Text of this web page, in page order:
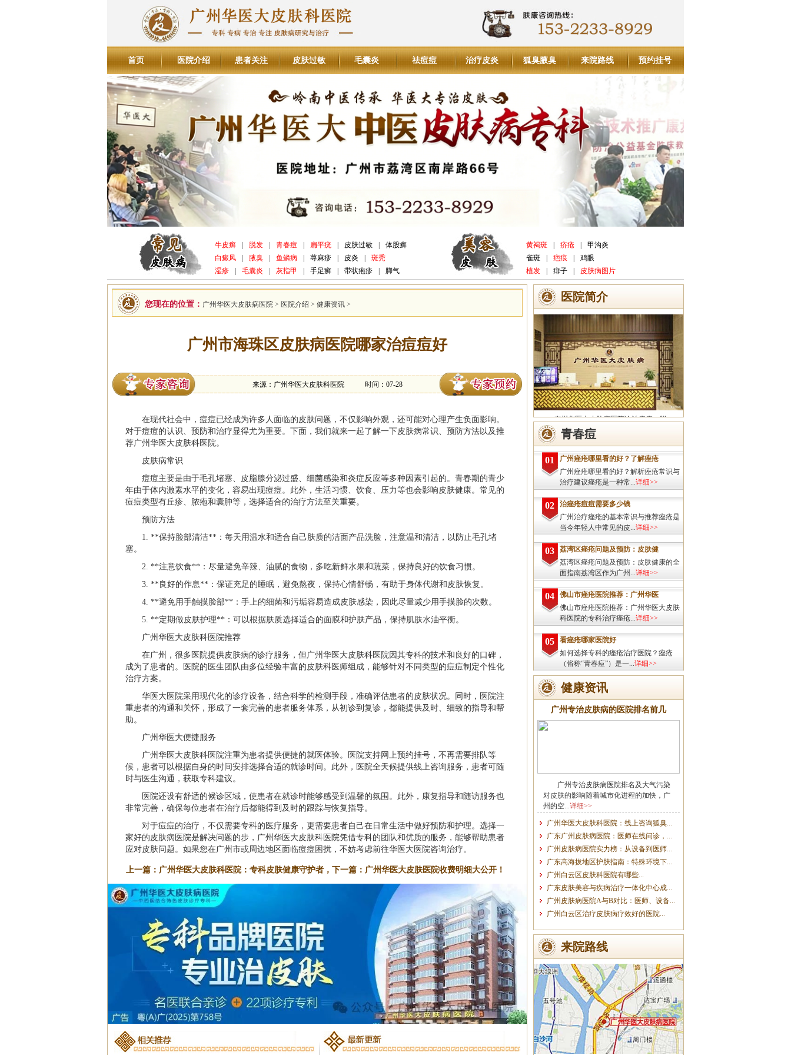
首页 医院介绍 患者关注 皮肤过敏 毛囊炎 祛痘痘 治疗皮炎 狐臭腋臭 来院路线 预约挂号
牛皮癣 脱发 青春痘 扁平疣 皮肤过敏
体股癣
白癜风
腋臭 鱼鳞病 荨麻疹 皮炎
斑秃
湿疹
毛囊炎 灰指甲 手足癣 带状疱疹 脚气
黄褐斑 疥疮
甲沟炎
雀斑
疤痕
鸡眼
植发
痱子 皮肤病图片
您现在的位置： 广州华医大皮肤病医院 > 医院介绍 > 健康资讯 >
广州市海珠区皮肤病医院哪家治痘痘好
来源：广州华医大皮肤科医院 时间：07-28
在现代社会中，痘痘已经成为许多人面临的皮肤问题，不仅影响外观，还可能对心理产生负面影响。
对于痘痘的认识、预防和治疗显得尤为重要。下面，我们就来一起了解一下皮肤病常识、预防方法以及推
荐广州华医大皮肤科医院。
皮肤病常识
痘痘主要是由于毛孔堵塞、皮脂腺分泌过盛、细菌感染和炎症反应等多种因素引起的。青春期的青少
年由于体内激素水平的变化，容易出现痘痘。此外，生活习惯、饮食、压力等也会影响皮肤健康。常见的
痘痘类型有丘疹、脓疱和囊肿等，选择适合的治疗方法至关重要。
预防方法
1. **保持脸部清洁**：每天用温水和适合自己肤质的洁面产品洗脸，注意温和清洁，以防止毛孔堵
塞。
2. **注意饮食**：尽量避免辛辣、油腻的食物，多吃新鲜水果和蔬菜，保持良好的饮食习惯。
3. **良好的作息**：保证充足的睡眠，避免熬夜，保持心情舒畅，有助于身体代谢和皮肤恢复。
4. **避免用手触摸脸部**：手上的细菌和污垢容易造成皮肤感染，因此尽量减少用手摸脸的次数。
5. **定期做皮肤护理**：可以根据肤质选择适合的面膜和护肤产品，保持肌肤水油平衡。
广州华医大皮肤科医院推荐
在广州，很多医院提供皮肤病的诊疗服务，但广州华医大皮肤科医院因其专科的技术和良好的口碑，
成为了患者的。医院的医生团队由多位经验丰富的皮肤科医师组成，能够针对不同类型的痘痘制定个性化
治疗方案。
华医大医院采用现代化的诊疗设备，结合科学的检测手段，准确评估患者的皮肤状况。同时，医院注
重患者的沟通和关怀，形成了一套完善的患者服务体系，从初诊到复诊，都能提供及时、细致的指导和帮
助。
广州华医大便捷服务
广州华医大皮肤科医院注重为患者提供便捷的就医体验。医院支持网上预约挂号，不再需要排队等
候，患者可以根据自身的时间安排选择合适的就诊时间。此外，医院全天候提供线上咨询服务，患者可随
时与医生沟通，获取专科建议。
医院还设有舒适的候诊区域，使患者在就诊时能够感受到温馨的氛围。此外，康复指导和随访服务也
非常完善，确保每位患者在治疗后都能得到及时的跟踪与恢复指导。
对于痘痘的治疗，不仅需要专科的医疗服务，更需要患者自己在日常生活中做好预防和护理。选择一
家好的皮肤病医院是解决问题的步，广州华医大皮肤科医院凭借专科的团队和优质的服务，能够帮助患者
应对皮肤问题。如果您在广州市或周边地区面临痘痘困扰，不妨考虑前往华医大医院咨询治疗。
下一篇： 广州华医大皮肤医院收费明细大公开！
高清图片+来院路线+挂号指南
上一篇： 广州华医大皮肤科医院：专科皮肤健康守护者，
优质服务温暖人心
医院简介
广州华医大皮肤病医院诊治痤疮、脱
发、灰指甲、荨麻疹、湿疹、皮炎、斑秃、
皮肤过敏、扁平疣、带状疱疹、皮肤瘙痒、
皮肤过敏等皮肤疾病的治疗方面...详细>>
青春痘
01
广州痤疮哪里看的好？了解痤疮
广州痤疮哪里看的好？解析痤疮常识与
治疗建议痤疮是一种常...详细>>
02
治痤疮痘痘需要多少钱
广州治疗痤疮的基本常识与推荐痤疮是
当今年轻人中常见的皮...详细>>
03
荔湾区痤疮问题及预防：皮肤健
荔湾区痤疮问题及预防：皮肤健康的全
面指南荔湾区作为广州...详细>>
04
佛山市痤疮医院推荐：广州华医
佛山市痤疮医院推荐：广州华医大皮肤
科医院的专科治疗痤疮...详细>>
05
看痤疮哪家医院好
如何选择专科的痤疮治疗医院？痤疮
（俗称“青春痘”）是一...详细>>
健康资讯
广州专治皮肤病的医院排名前几
广州专治皮肤病医院排名及大气污染
对皮肤的影响随着城市化进程的加快，广
州的空...详细>>
广州华医大皮肤科医院：线上咨询狐臭...
广东广州皮肤病医院：医师在线问诊，...
广州皮肤病医院实力榜：从设备到医师...
广东高海拔地区护肤指南：特殊环境下...
广州白云区皮肤科医院有哪些...
广东皮肤美容与疾病治疗一体化中心成...
广州皮肤病医院A与B对比：医师、设备...
广州白云区治疗皮肤病疗效好的医院...
来院路线